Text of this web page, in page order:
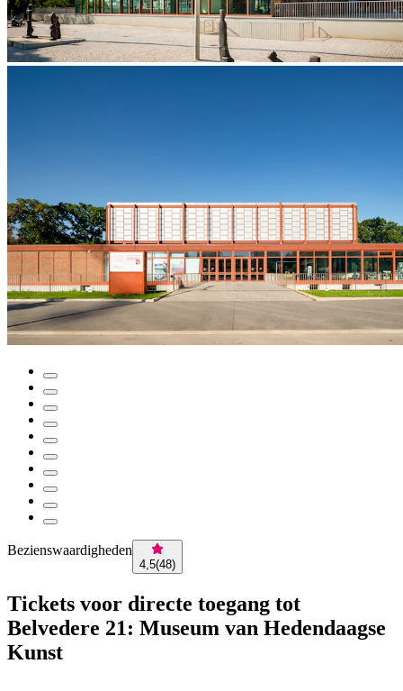
Bezienswaardigheden
4,5(48)
Tickets voor directe toegang tot
Belvedere 21: Museum van Hedendaagse
Kunst